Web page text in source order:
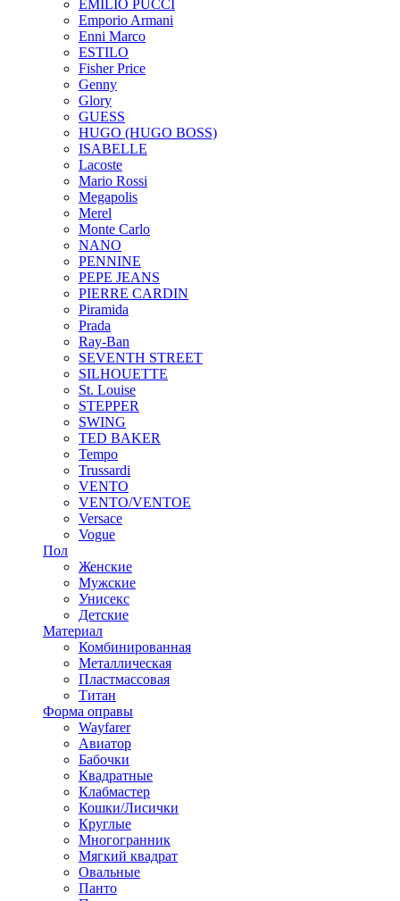
EMILIO PUCCI
Emporio Armani
Enni Marco
ESTILO
Fisher Price
Genny
Glory
GUESS
HUGO (HUGO BOSS)
ISABELLE
Lacoste
Mario Rossi
Megapolis
Merel
Monte Carlo
NANO
PENNINE
PEPE JEANS
PIERRE CARDIN
Piramida
Prada
Ray-Ban
SEVENTH STREET
SILHOUETTE
St. Louise
STEPPER
SWING
TED BAKER
Tempo
Trussardi
VENTO
VENTO/VENTOE
Versace
Vogue
Пол
Женские
Мужские
Унисекс
Детские
Материал
Комбинированная
Металлическая
Пластмассовая
Титан
Форма оправы
Wayfarer
Авиатор
Бабочки
Квадратные
Клабмастер
Кошки/Лисички
Круглые
Многогранник
Мягкий квадрат
Овальные
Панто